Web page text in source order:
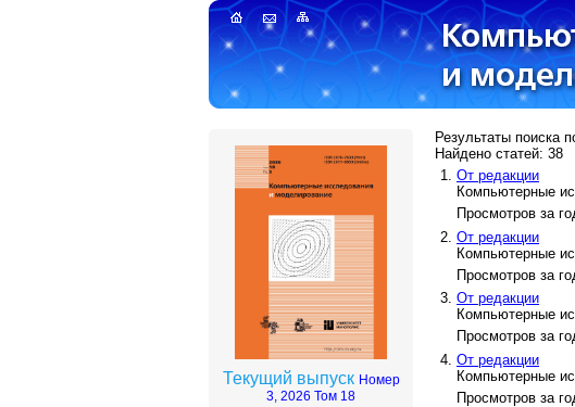
Текущий выпуск Номер
3, 2026 Том 18
Результаты поиска
Найдено статей: 38
От редакции
Компьютерные
Просмотров за
От редакции
Компьютерные
Просмотров за
От редакции
Компьютерные
Просмотров за
От редакции
Компьютерные
Просмотров за